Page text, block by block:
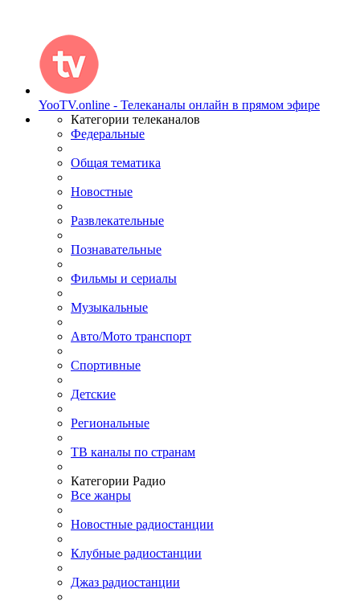
YooTV.online - Телеканалы онлайн в прямом эфире
Категории телеканалов
Федеральные
Общая тематика
Новостные
Развлекательные
Познавательные
Фильмы и сериалы
Музыкальные
Авто/Мото транспорт
Спортивные
Детские
Региональные
ТВ каналы по странам
Категории Радио
Все жанры
Новостные радиостанции
Клубные радиостанции
Джаз радиостанции